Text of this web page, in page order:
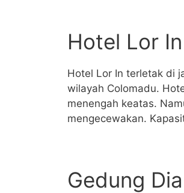
Hotel Lor In
Hotel Lor In terletak di
wilayah Colomadu.
menengah keatas.
mengecewakan.
Gedung